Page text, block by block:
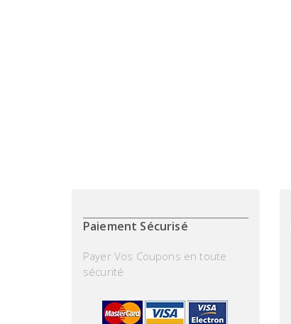
Paiement Sécurisé
Payer Vos Coupons en toute
sécurité